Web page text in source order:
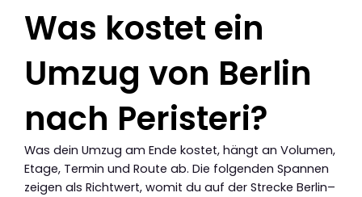
Was kostet ein
Umzug von Berlin
nach Peristeri?
Was dein Umzug am Ende kostet, hängt an Volumen,
Etage, Termin und Route ab. Die folgenden Spannen
zeigen als Richtwert, womit du auf der Strecke Berlin–